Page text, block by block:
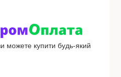
можете купити будь-який